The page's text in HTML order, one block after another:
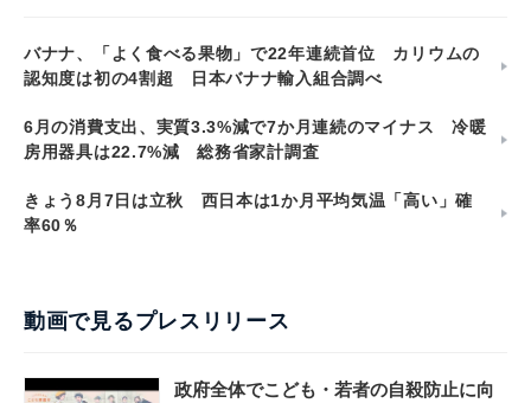
バナナ、「よく食べる果物」で22年連続首位 カリウムの
認知度は初の4割超 日本バナナ輸入組合調べ
6月の消費支出、実質3.3%減で7か月連続のマイナス 冷暖
房用器具は22.7%減 総務省家計調査
きょう8月7日は立秋 西日本は1か月平均気温「高い」確
率60％
動画で見るプレスリリース
政府全体でこども・若者の自殺防止に向